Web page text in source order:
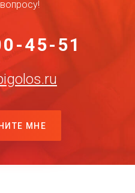
45-51
МНЕ